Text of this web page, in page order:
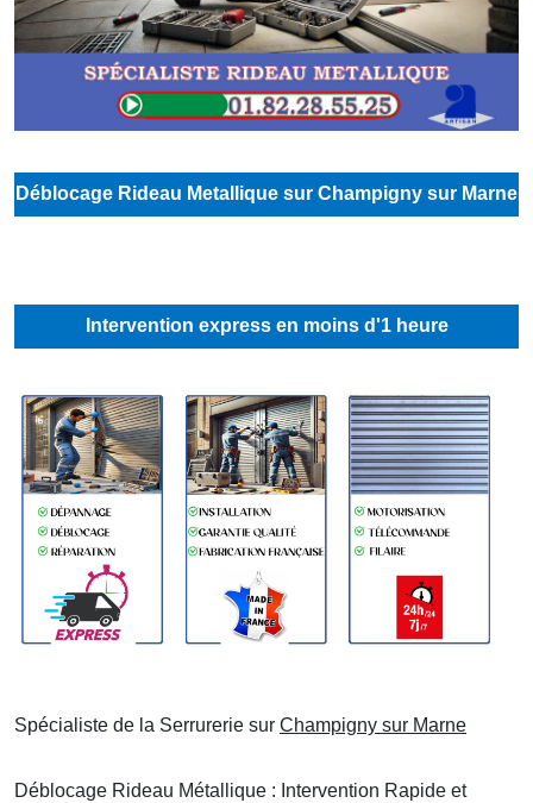
Déblocage Rideau Metallique sur Champigny sur Marne
Intervention express en moins d'1 heure
Spécialiste de la Serrurerie sur Champigny sur Marne
Déblocage Rideau Métallique : Intervention Rapide et